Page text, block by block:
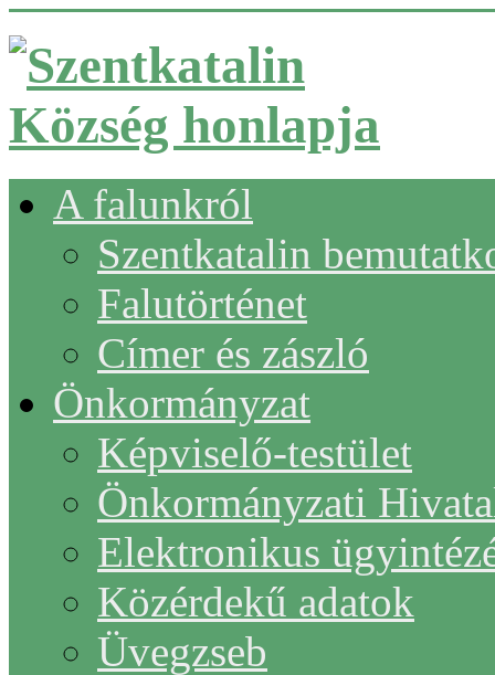
A falunkról
Szentkatalin
Falutörténet
Címer és zászló
Önkormányzat
Képviselő-testület
Önkormányzati
Elektronikus
Közérdekű adatok
Üvegzseb